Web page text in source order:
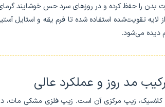
بدن را حفظ کرده و در روزهای سرد حس خوشایند
تقویت‌شده استفاده شده تا فرم یقه و استایل
دیده می‌شود.
مد روز و عملکرد عالی
زیپ مرکزی آن است. زیپ فلزی مشکی مات، در